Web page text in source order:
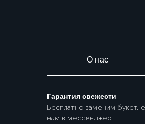
О нас
Гарантия свежести
Бесплатно заменим букет,
нам в мессенджер.